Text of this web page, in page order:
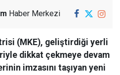
Haber Merkezi
(MKE), geliştirdiği yerli
dikkat çekmeye devam
imzasını taşıyan yeni